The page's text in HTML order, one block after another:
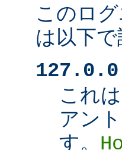
このロ
は以下で
これ
アン
す。